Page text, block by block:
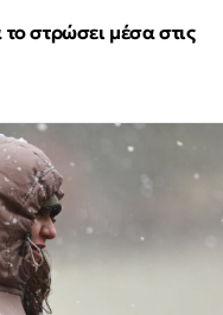
στρώσει μέσα στις